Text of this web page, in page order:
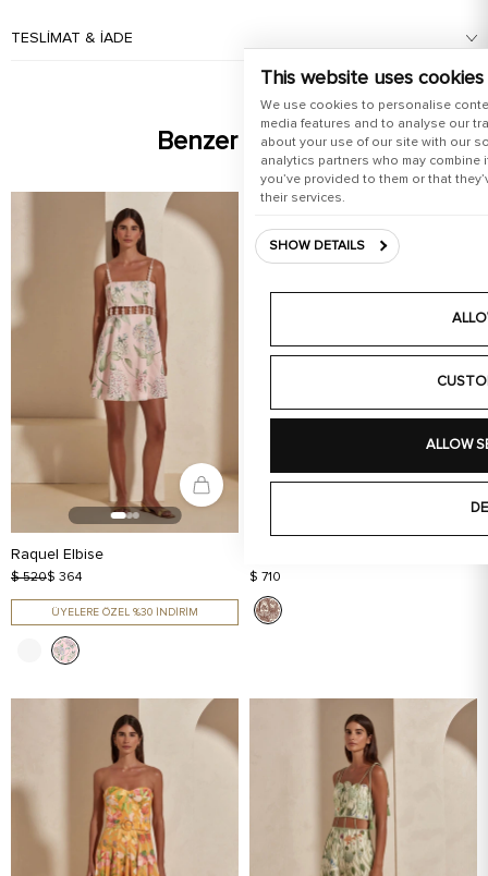
This website uses cookies
We use cookies to personalise
media features and to analyse our
about your use of our site with our
analytics partners who may
you’ve provided to them or that
their services.
SHOW DETAILS
ALLOW
TESLIMAT & İADE
Benzer Ürünler
Raquel Elbise
$ 520$ 364
ÜYELERE ÖZEL %30 İNDİRİM
$ 710